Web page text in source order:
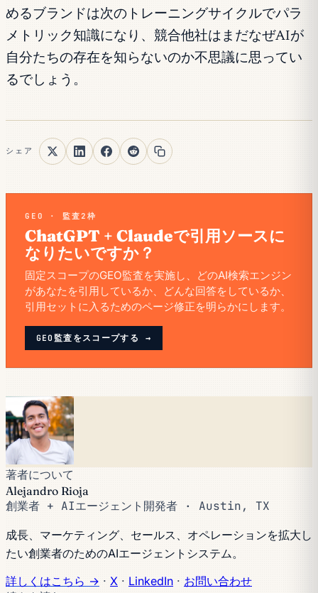
めるブランドは次のトレーニングサイクルでパラ
メトリック知識になり、競合他社はまだなぜAIが
自分たちの存在を知らないのか不思議に思ってい
るでしょう。
シェア
GEO · 監査2枠
ChatGPT + Claudeで引用ソースに
なりたいですか？
固定スコープのGEO監査を実施し、どのAI検索エンジン
があなたを引用しているか、どんな回答をしているか、
引用セットに入るためのページ修正を明らかにします。
GEO監査をスコープする →
著者について
Alejandro Rioja
創業者 + AIエージェント開発者 · Austin, TX
成長、マーケティング、セールス、オペレーションを拡大し
たい創業者のためのAIエージェントシステム。
詳しくはこちら → · X · LinkedIn · お問い合わせ